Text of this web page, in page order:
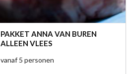
PAKKET ANNA VAN BUREN
ALLEEN VLEES
vanaf 5 personen